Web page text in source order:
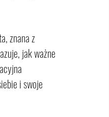
znana z
jak ważne
i swoje